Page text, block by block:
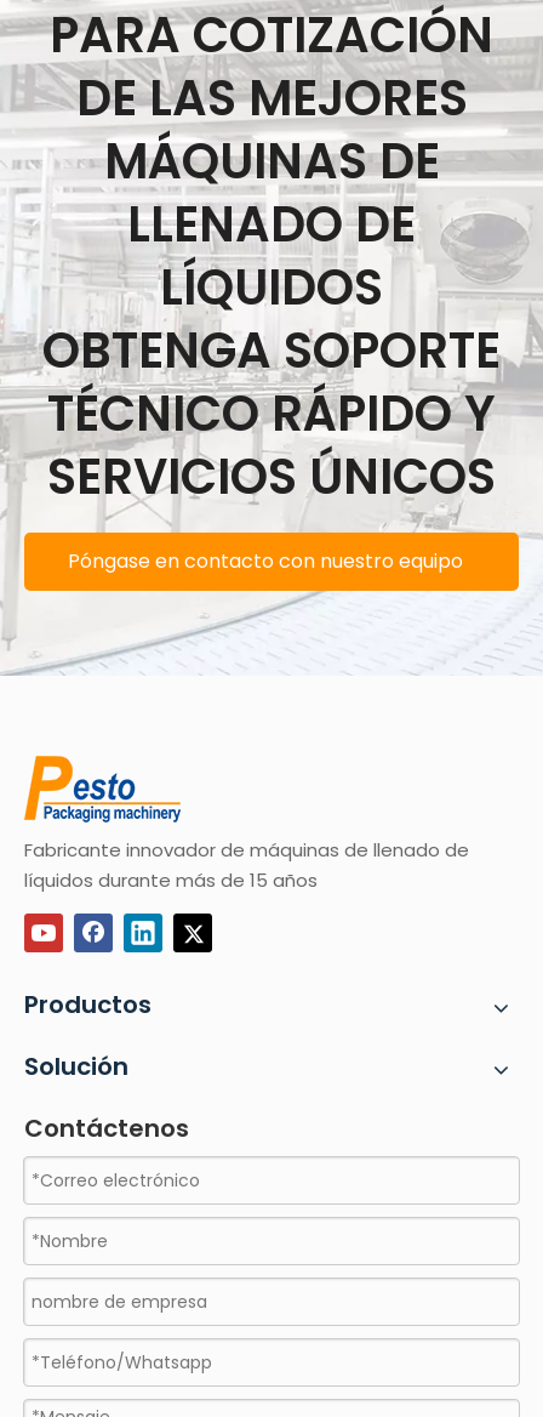
PARA COTIZACIÓN
DE LAS MEJORES
MÁQUINAS DE
LLENADO DE
LÍQUIDOS
OBTENGA SOPORTE
TÉCNICO RÁPIDO Y
SERVICIOS ÚNICOS
Póngase en contacto con nuestro equipo
Fabricante innovador de máquinas de llenado de
líquidos durante más de 15 años
Productos
Solución
Contáctenos